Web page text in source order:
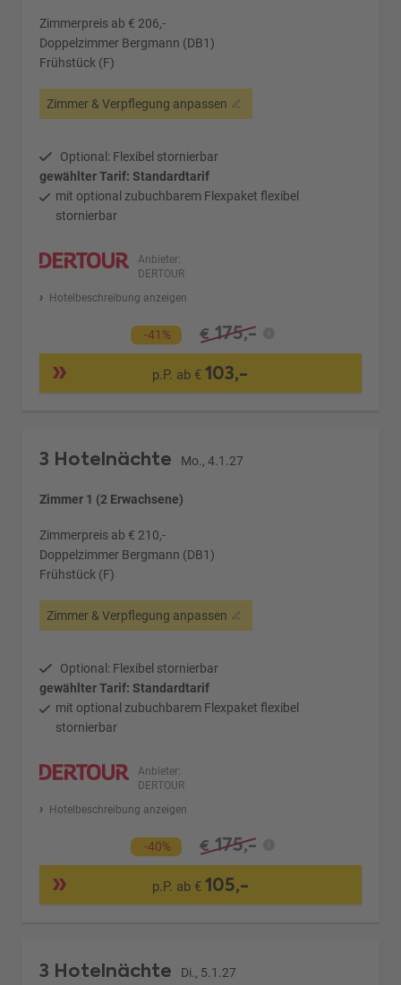
Zimmerpreis ab € 206,-
Doppelzimmer Bergmann (DB1)
Frühstück (F)
Zimmer & Verpflegung anpassen
Optional: Flexibel stornierbar
gewählter Tarif: Standardtarif
mit optional zubuchbarem Flexpaket flexibel
stornierbar
Anbieter:
DERTOUR
Hotelbeschreibung anzeigen
-41% € 175,-
p.P. ab €103,-
3 Hotelnächte Mo., 4.1.27
Zimmer 1 (2 Erwachsene)
Zimmerpreis ab € 210,-
Doppelzimmer Bergmann (DB1)
Frühstück (F)
Zimmer & Verpflegung anpassen
Optional: Flexibel stornierbar
gewählter Tarif: Standardtarif
mit optional zubuchbarem Flexpaket flexibel
stornierbar
Anbieter:
DERTOUR
Hotelbeschreibung anzeigen
-40% € 175,-
p.P. ab € 105,-
3 Hotelnächte Di., 5.1.27